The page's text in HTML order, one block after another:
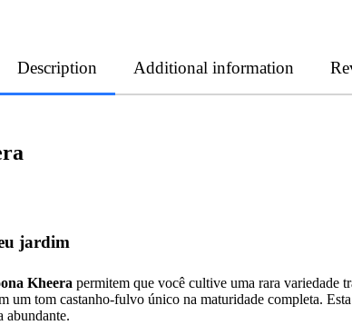
Description Additional information
jardim
Kheera permitem que você cultive uma rara variedade
um tom castanho-fulvo único na maturidade completa.
abundante.